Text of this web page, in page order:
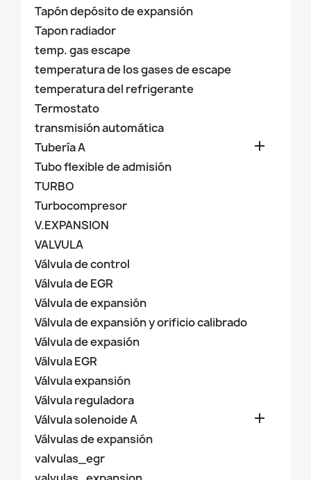
Tapón depósito de expansión
Tapon radiador
temp. gas escape
temperatura de los gases de escape
temperatura del refrigerante
Termostato
transmisión automática
Tubería A

Tubo flexible de admisión
TURBO
Turbocompresor
V.EXPANSION
VALVULA
Válvula de control
Válvula de EGR
Válvula de expansión
Válvula de expansión y orificio calibrado
Válvula de expasión
Válvula EGR
Válvula expansión
Válvula reguladora
Válvula solenoide A

Válvulas de expansión
valvulas_egr